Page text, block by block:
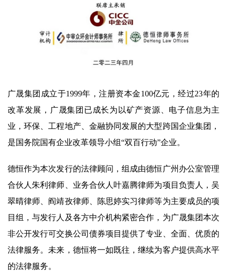
广晟集团成立于1999年，注册资本金100亿元，经过23年的
改革发展，广晟集团已成长为以矿产资源、电子信息为主
业，环保、工程地产、金融协同发展的大型跨国企业集团，
是国务院国有企业改革领导小组“双百行动”企业。
德恒作为本次发行的法律顾问，组成由德恒广州办公室管理
合伙人朱利律师、业务合伙人叶嘉腾律师为项目负责人，吴
翠晴律师、阎靖孜律师、陈思婷实习律师等为主要成员的项
目组，与发行人及各方中介机构紧密合作，为广晟集团本次
非公开发行可交换公司债券项目提供了专业、全面、优质的
法律服务。未来，德恒将一如既往，继续为客户提供高水平
的法律服务。